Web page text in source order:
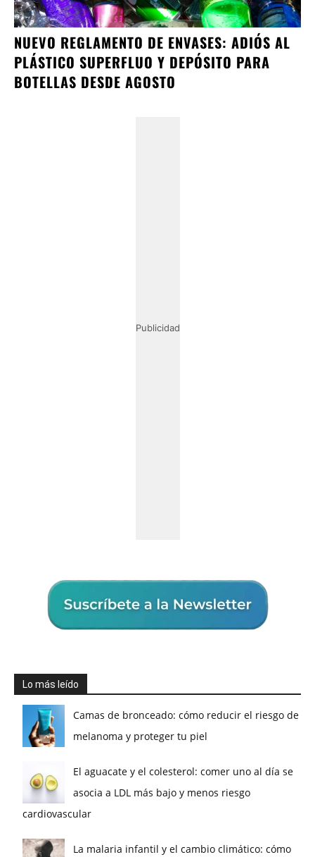
NUEVO REGLAMENTO DE ENVASES: ADIÓS AL
PLÁSTICO SUPERFLUO Y DEPÓSITO PARA
BOTELLAS DESDE AGOSTO
Publicidad
Lo más leído
Camas de bronceado: cómo reducir el riesgo de
melanoma y proteger tu piel
El aguacate y el colesterol: comer uno al día se
asocia a LDL más bajo y menos riesgo
cardiovascular
La malaria infantil y el cambio climático: cómo